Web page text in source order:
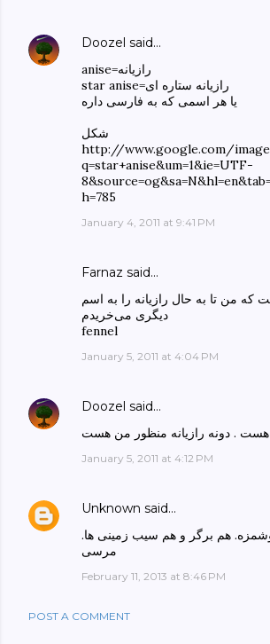
Doozel said…
anise=رازیانه
star anise=رازیانه ستاره ای
یا هر اسمی که به فارسی داره
شکل
http://www.google.com/
q=star+anise&um=1&ie=UTF-
h=785
January 4, 2011 at 9:41 PM
Farnaz said…
که من تا به حال رازیانه را به اسم
دیگری می‌خریدم
fennel
January 5, 2011 at 4:04 PM
Doozel said…
هست . دونه رازیانه منظور من هست
January 5, 2011 at 4:12 PM
Unknown said…
هم برگر و هم سیب زمینی ها.
مرسی
February 11, 2013 at 8:46 PM
POST A COMMENT